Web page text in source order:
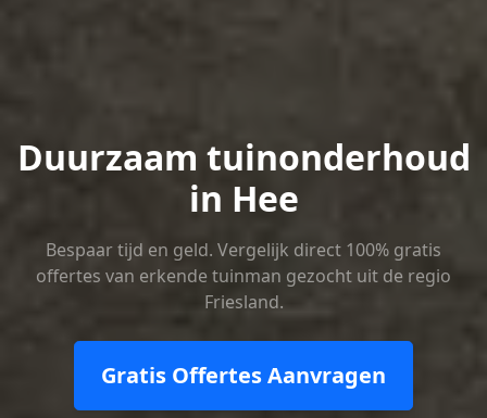
Duurzaam tuinonderhoud
in Hee
Bespaar tijd en geld. Vergelijk direct 100% gratis
offertes van erkende tuinman gezocht uit de regio
Friesland.
Gratis Offertes Aanvragen